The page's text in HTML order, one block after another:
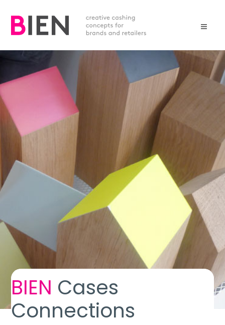
BIEN Cases
Connections